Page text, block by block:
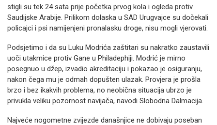
stigli su tek 24 sata prije početka prvog kola i ogleda protiv
Saudijske Arabije. Prilikom dolaska u SAD Urugvajce su dočekali
policajci i psi namijenjeni pronalasku droge, nisu mogli vjerovati.
Podsjetimo i da su Luku Modrića zaštitari su nakratko zaustavili
uoči utakmice protiv Gane u Philadephiji. Modrić je mirno
posegnuo u džep, izvadio akreditaciju i pokazao je osiguranju,
nakon čega mu je odmah dopušten ulazak. Provjera je prošla
brzo i bez ikakvih problema, no neobična situacija ubrzo je
privukla veliku pozornost navijača, navodi Slobodna Dalmacija.
Najveće nogometne zvijezde današnjice ne dobivaju poseban